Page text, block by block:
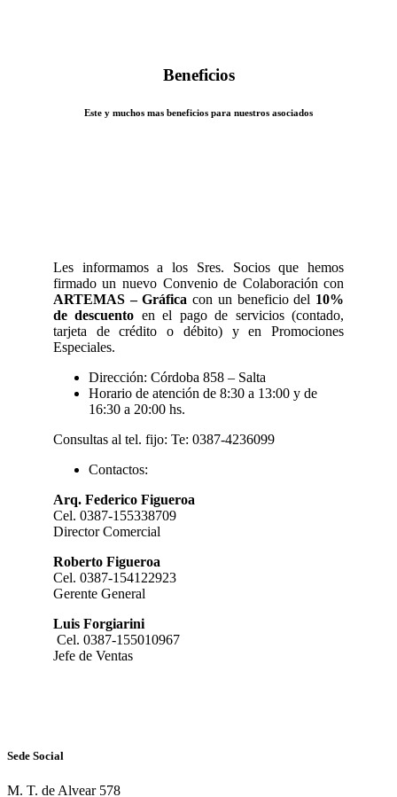
Beneficios
Este y muchos mas beneficios para nuestros asociados
Les informamos a los Sres. Socios que hemos
firmado un nuevo Convenio de Colaboración con
ARTEMAS – Gráficacon un beneficio del 10%
de descuento en el pago de servicios (contado,
tarjeta de crédito o débito) y en Promociones
Especiales.
Dirección: Córdoba 858 – Salta
Horario de atención de 8:30 a 13:00 y de
16:30 a 20:00 hs.
Consultas al tel. fijo: Te: 0387-4236099
Contactos:
Arq. Federico Figueroa
Cel. 0387-155338709
Director Comercial
Roberto Figueroa
Cel. 0387-154122923
Gerente General
Luis Forgiarini
Cel. 0387-155010967
Jefe de Ventas
Sede Social
M. T. de Alvear 578